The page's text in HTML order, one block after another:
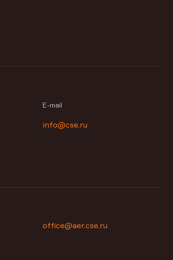
E-mail
info@cse.ru
office@aer.cse.ru